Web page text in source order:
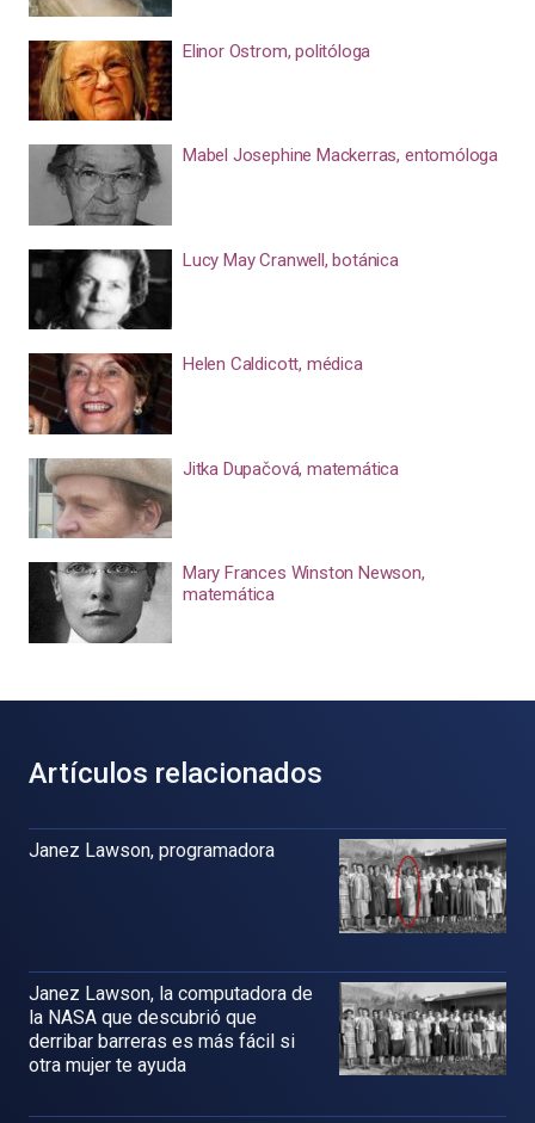
Elinor Ostrom, politóloga
Mabel Josephine Mackerras, entomóloga
Lucy May Cranwell, botánica
Helen Caldicott, médica
Jitka Dupačová, matemática
Mary Frances Winston Newson,
matemática
Artículos relacionados
Janez Lawson, programadora
Janez Lawson, la computadora de
la NASA que descubrió que
derribar barreras es más fácil si
otra mujer te ayuda